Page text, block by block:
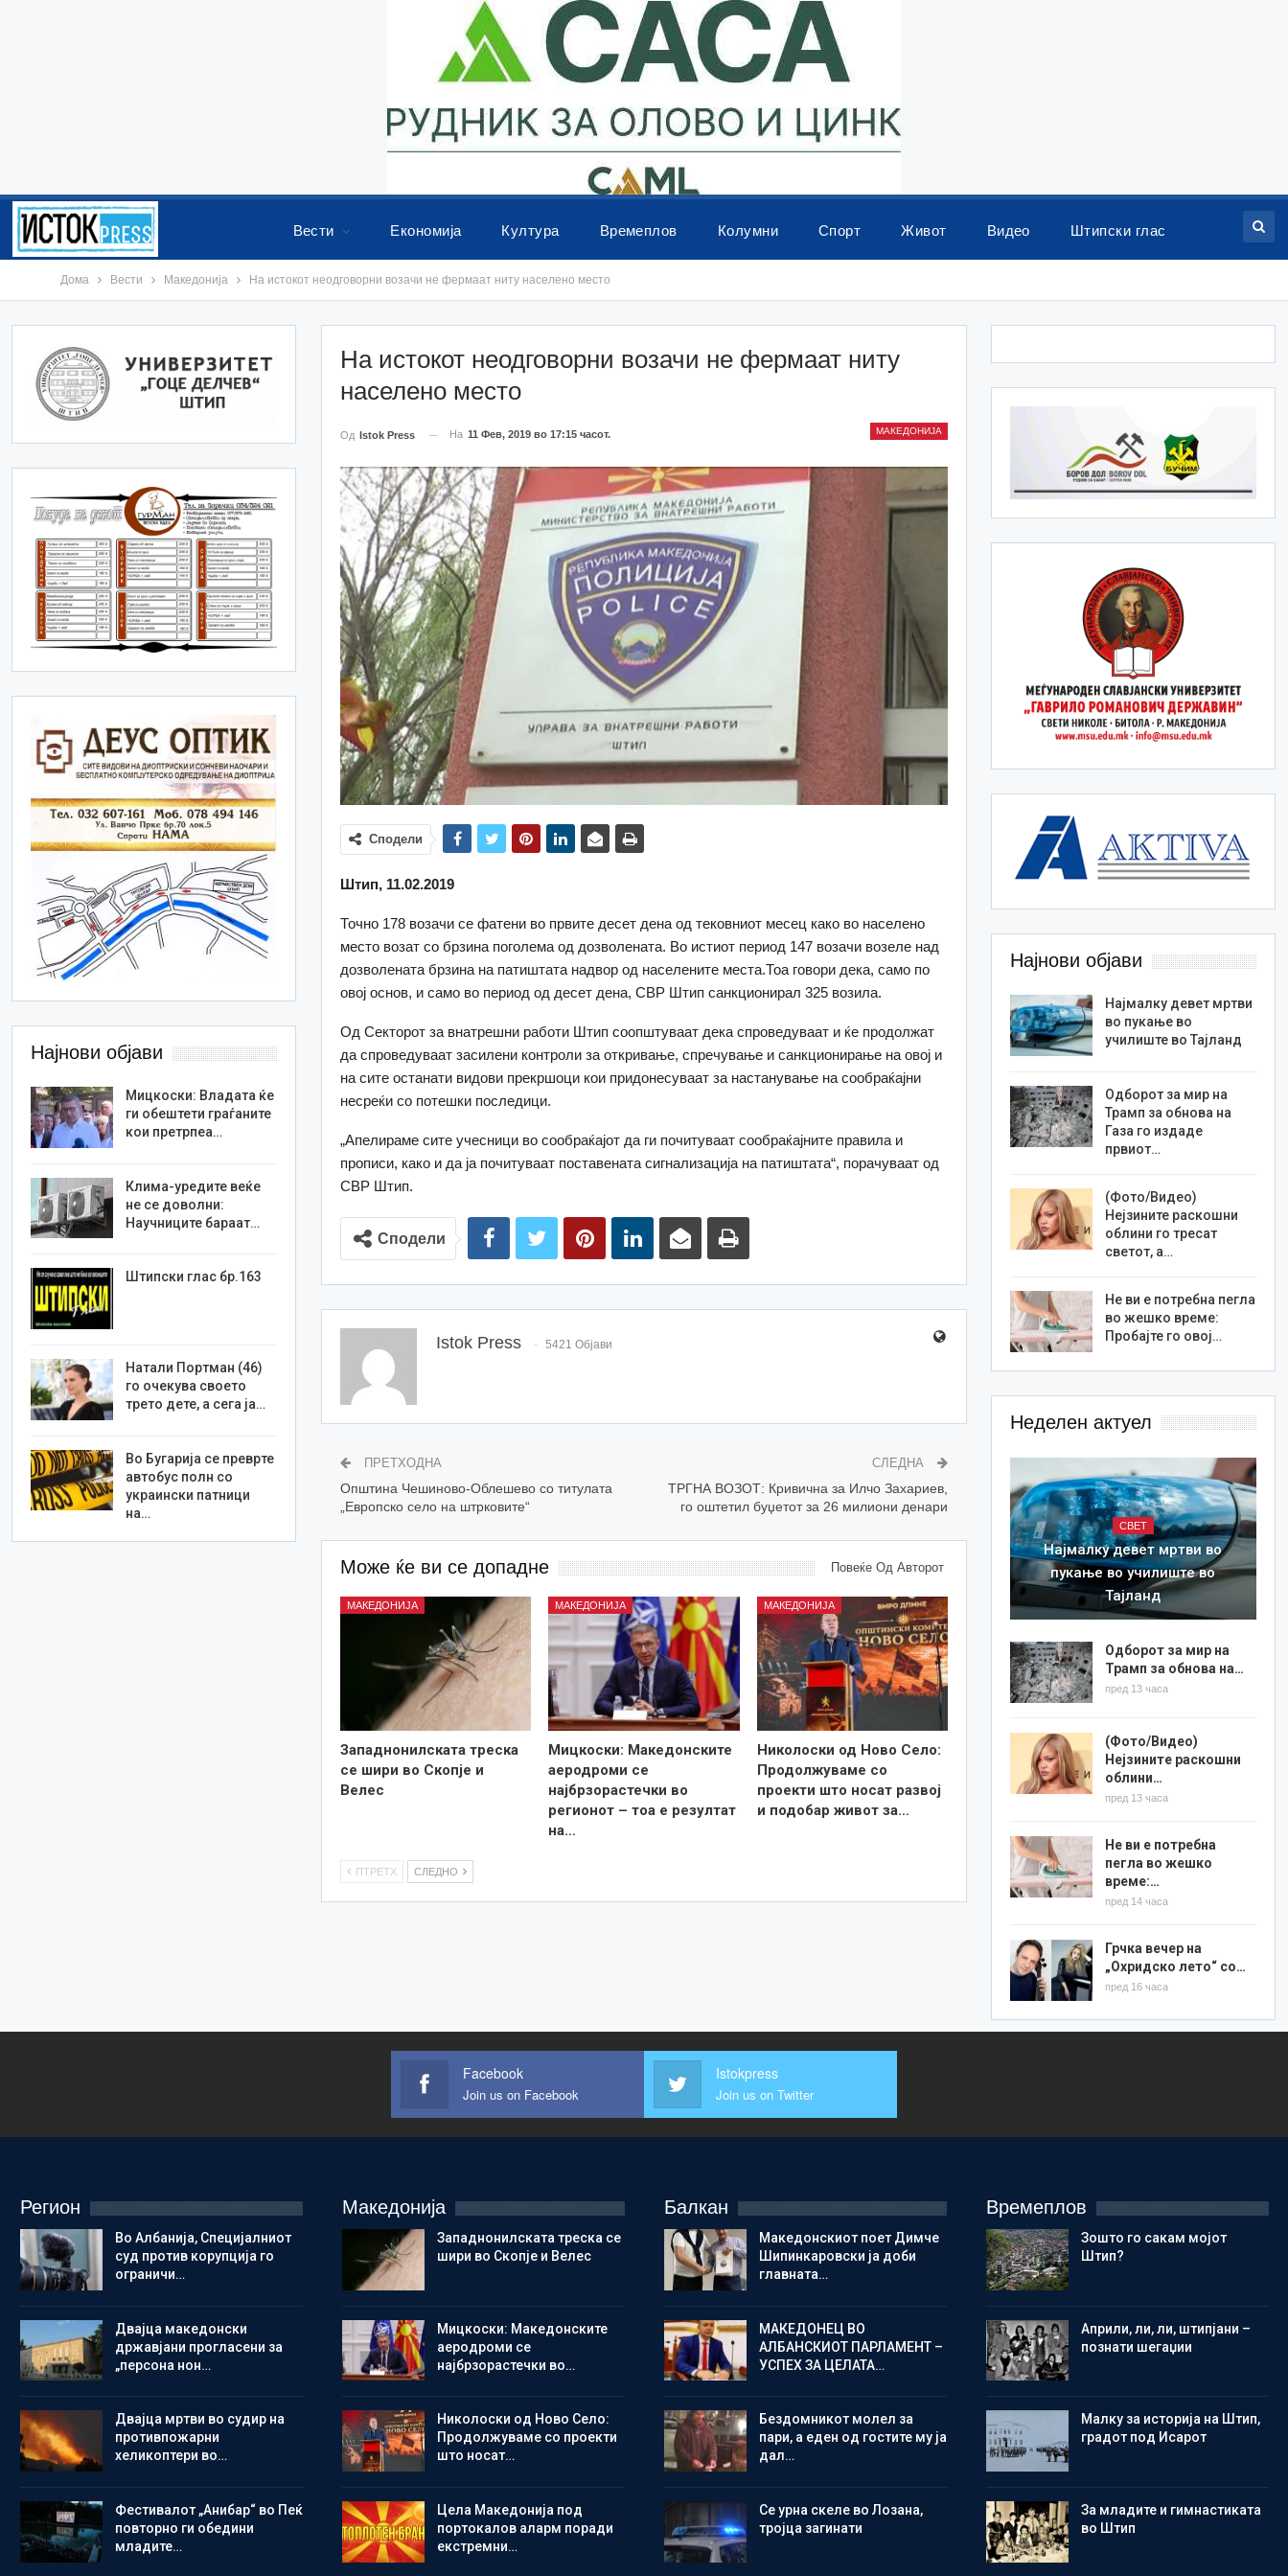
Вести Економија Култура Времеплов Колумни Спорт Живот Видео Штипски глас
Дома Вести Македонија На истокот неодговорни возачи не фермаат ниту населено место
На истокот неодговорни возачи не фермаат ниту
населено место
МАКЕДОНИЈА
Од Istok Press На 11 Фев, 2019 во 17:15 часот.
Сподели
Штип, 11.02.2019
Точно 178 возачи се фатени во првите десет дена од тековниот месец како во населено
место возат со брзина поголема од дозволената. Во истиот период 147 возачи возеле над
дозволената брзина на патиштата надвор од населените места.Тоа говори дека, само по
овој основ, и само во период од десет дена, СВР Штип санкционирал 325 возила.
Од Секторот за внатрешни работи Штип соопштуваат дека спроведуваат и ќе продолжат
да спроведуваат засилени контроли за откривање, спречување и санкционирање на овој и
на сите останати видови прекршоци кои придонесуваат за настанување на сообраќајни
несреќи со потешки последици.
„Апелираме сите учесници во сообраќајот да ги почитуваат сообраќајните правила и
прописи, како и да ја почитуваат поставената сигнализација на патиштата“, порачуваат од
СВР Штип.
Сподели
Istok Press 5421 Објави
ПРЕТХОДНА
Општина Чешиново-Облешево со титулата
„Европско село на штрковите“
СЛЕДНА
ТРГНА ВОЗОТ: Кривична за Илчо Захариев,
го оштетил буџетот за 26 милиони денари
Може ќе ви се допадне Повеќе Од Авторот
МАКЕДОНИЈА
Западнонилската треска
се шири во Скопје и
Велес
МАКЕДОНИЈА
Мицкоски: Македонските
аеродроми се
најбрзорастечки во
регионот – тоа е резултат
на…
МАКЕДОНИЈА
Николоски од Ново Село:
Продолжуваме со
проекти што носат развој
и подобар живот за…
ПТРЕТХ СЛЕДНО
Најнови објави
Најмалку девет мртви
во пукање во
училиште во Тајланд
Одборот за мир на
Трамп за обнова на
Газа го издаде
првиот…
(Фото/Видео)
Нејзините раскошни
облини го тресат
светот, а…
Не ви е потребна пегла
во жешко време:
Пробајте го овој…
Неделен актуел
СВЕТ
Најмалку девет мртви во
пукање во училиште во
Тајланд
Одборот за мир на
Трамп за обнова на…
пред 13 часа
(Фото/Видео)
Нејзините раскошни
облини…
пред 13 часа
Не ви е потребна
пегла во жешко
време:…
пред 14 часа
Грчка вечер на
„Охридско лето“ со…
пред 16 часа
Најнови објави
Мицкоски: Владата ќе
ги обештети граѓаните
кои претрпеа…
Клима-уредите веќе
не се доволни:
Научниците бараат…
Штипски глас бр.163
Натали Портман (46)
го очекува своето
трето дете, а сега ја…
Во Бугарија се преврте
автобус полн со
украински патници
на…
Facebook
Join us on Facebook
Istokpress
Join us on Twitter
Регион
Во Албанија, Специјалниот
суд против корупција го
ограничи…
Двајца македонски
државјани прогласени за
„персона нон…
Двајца мртви во судир на
противпожарни
хеликоптери во…
Фестивалот „Анибар“ во Пеќ
повторно ги обедини
младите…
Македонија
Западнонилската треска се
шири во Скопје и Велес
Мицкоски: Македонските
аеродроми се
најбрзорастечки во…
Николоски од Ново Село:
Продолжуваме со проекти
што носат…
Цела Македонија под
портокалов аларм поради
екстремни…
Балкан
Македонскиот поет Димче
Шипинкаровски ја доби
главната…
МАКЕДОНЕЦ ВО
АЛБАНСКИОТ ПАРЛАМЕНТ –
УСПЕХ ЗА ЦЕЛАТА…
Бездомникот молел за
пари, а еден од гостите му ја
дал…
Се урна скеле во Лозана,
тројца загинати
Времеплов
Зошто го сакам мојот
Штип?
Aприли, ли, ли, штипјани –
познати шегаџии
Малку за историја на Штип,
градот под Исарот
Зa младите и гимнастиката
во Штип